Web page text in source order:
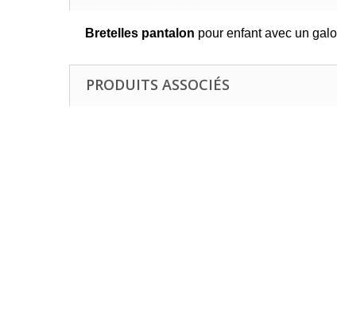
Bretelles pantalon pour enfant avec un
PRODUITS ASSOCIÉS